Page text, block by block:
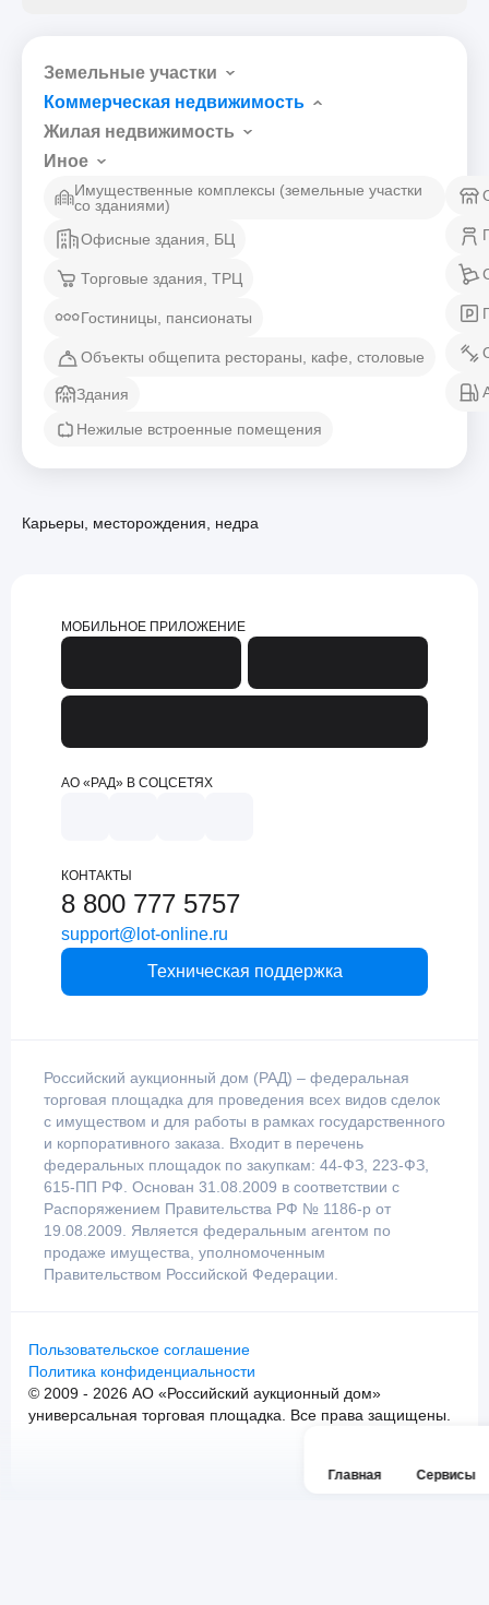
Главная Сервисы
Земельные участки
Коммерческая недвижимость
Жилая недвижимость
Иное
Имущественные комплексы (земельные участки
со зданиями)
Офисные здания, БЦ
Торговые здания, ТРЦ
Гостиницы, пансионаты
Объекты общепита рестораны, кафе, столовые
Здания
Нежилые встроенные помещения
Карьеры, месторождения, недра
МОБИЛЬНОЕ ПРИЛОЖЕНИЕ
АО «РАД» В СОЦСЕТЯХ
КОНТАКТЫ
8 800 777 5757
support@lot-online.ru
Техническая поддержка
Российский аукционный дом (РАД) – федеральная
торговая площадка для проведения всех видов сделок
с имуществом и для работы в рамках государственного
и корпоративного заказа. Входит в перечень
федеральных площадок по закупкам: 44-ФЗ, 223-ФЗ,
615-ПП РФ. Основан 31.08.2009 в соответствии с
Распоряжением Правительства РФ № 1186-р от
19.08.2009. Является федеральным агентом по
продаже имущества, уполномоченным
Правительством Российской Федерации.
Пользовательское соглашение
Политика конфиденциальности
© 2009 - 2026 АО «Российский аукционный дом»
универсальная торговая площадка. Все права защищены.